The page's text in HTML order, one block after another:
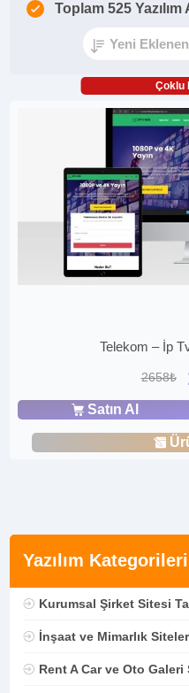
Yazılım Kategorileri
Kurumsal Şirket Sitesi
İnşaat ve Mimarlık
Rent A Car ve Oto Galeri
Toplam 525 Yazılım
Çoklu
Telekom – İp
2658₺
Satın Al